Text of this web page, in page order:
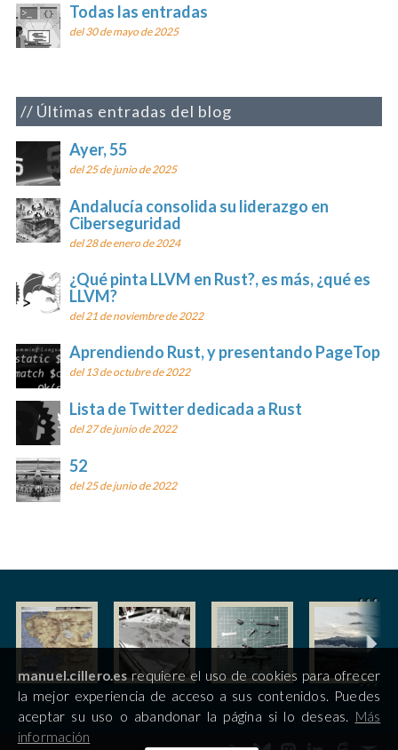
Todas las entradas
del 30 de mayo de 2025
Últimas entradas del blog
Ayer, 55
del 25 de junio de 2025
Andalucía consolida su liderazgo en
Ciberseguridad
del 28 de enero de 2024
¿Qué pinta LLVM en Rust?, es más, ¿qué es
LLVM?
del 21 de noviembre de 2022
Aprendiendo Rust, y presentando PageTop
del 13 de octubre de 2022
Lista de Twitter dedicada a Rust
del 27 de junio de 2022
52
del 25 de junio de 2022
manuel.cillero.esrequiere el uso de cookies para ofrecer
la mejor experiencia de acceso a sus contenidos. Puedes
aceptar su uso o abandonar la página si lo deseas. Más
información